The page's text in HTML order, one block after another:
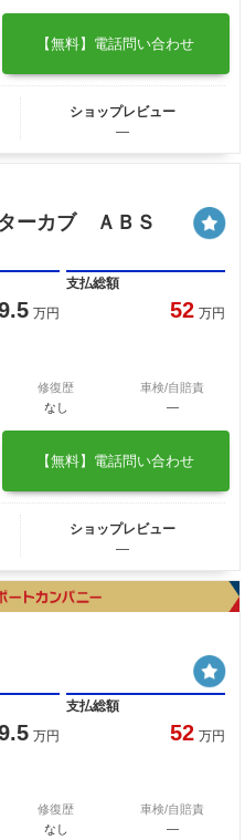
【無料】電話問い合わせ
ショップレビュー
―
ターカブ ＡＢＳ
万円
支払総額
52 万円
修復歴
なし
車検/自賠責
―
【無料】電話問い合わせ
ショップレビュー
―
万円
支払総額
52 万円
修復歴
なし
車検/自賠責
―